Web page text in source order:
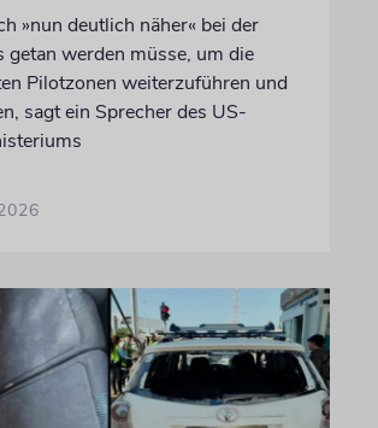
»nun deutlich näher« bei der
getan werden müsse, um die
Pilotzonen weiterzuführen und
sagt ein Sprecher des US-